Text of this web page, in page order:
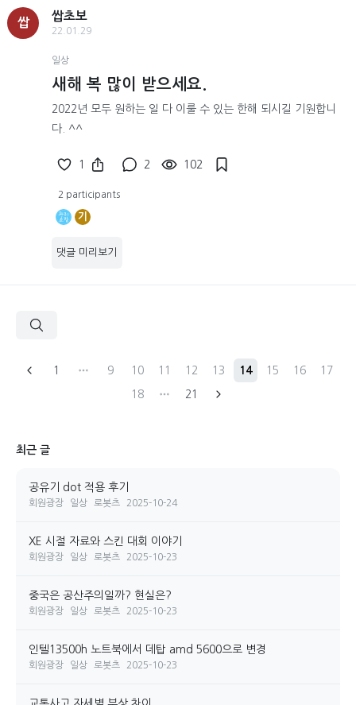
쌉
쌉초보
22.01.29
일상
새해 복 많이 받으세요.
2022년 모두 원하는 일 다 이룰 수 있는 한해 되시길 기원합니
다. ^^
1 2 102
2 participants
기
댓글 미리보기
1 9 10 11 12 13 14 15 16 17
18 21
최근 글
공유기 dot 적용 후기
회원광장 일상 로봇츠 2025-10-24
XE 시절 자료와 스킨 대회 이야기
회원광장 일상 로봇츠 2025-10-23
중국은 공산주의일까? 현실은?
회원광장 일상 로봇츠 2025-10-23
인텔13500h 노트북에서 데탑 amd 5600으로 변경
회원광장 일상 로봇츠 2025-10-23